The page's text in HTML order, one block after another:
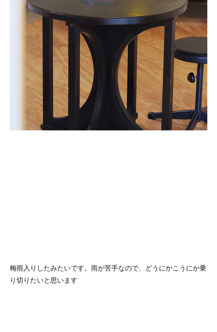
梅雨入りしたみたいです。雨が苦手なので、どうにかこうにか乗
り切りたいと思います